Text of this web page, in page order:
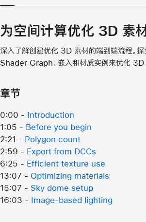
为空间计算优化 3D 素
深入了解创建优化 3D 素材的端到端流程。
Shader Graph、嵌入和材质实例来优化 3D
章节
0:00 -
Introduction
1:05 - Before you begin
2:21 - Polygon count
2:59 - Export from DCCs
6:25 - Efficient texture use
13:07 - Optimizing materials
15:07 - Sky dome setup
16:03 -
Image-based lighting